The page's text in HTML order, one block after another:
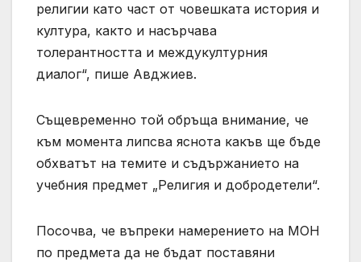
религии като част от човешката история и
култура, както и насърчава
толерантността и междукултурния
диалог“, пише Авджиев.
Същевременно той обръща внимание, че
към момента липсва яснота какъв ще бъде
обхватът на темите и съдържанието на
учебния предмет „Религия и добродетели“.
Посочва, че въпреки намерението на МОН
по предмета да не бъдат поставяни